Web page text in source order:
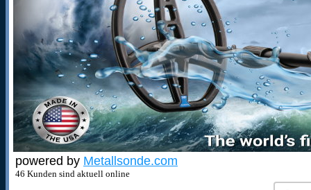
powered by Metallsonde.com
46 Kunden sind aktuell online